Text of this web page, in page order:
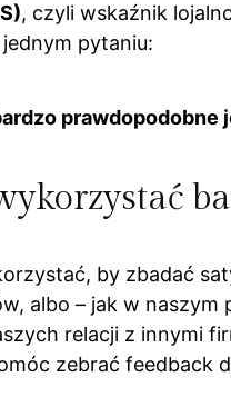
, czyli wskaźnik
pytaniu:
by zbadać
albo – jak w
relacji z innymi
zebrać feedback